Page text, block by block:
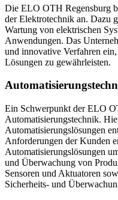
Die ELO OTH Regensburg
der Elektrotechnik an. Dazu
Wartung von elektrischen
Anwendungen. Das
und innovative Verfahren
Lösungen zu gewährleisten.
Ein Schwerpunkt der ELO
Automatisierungstechnik.
Automatisierungslösungen
Anforderungen der Kunden
Automatisierungslösungen
und Überwachung von
Sensoren und Aktuatoren
Sicherheits- und